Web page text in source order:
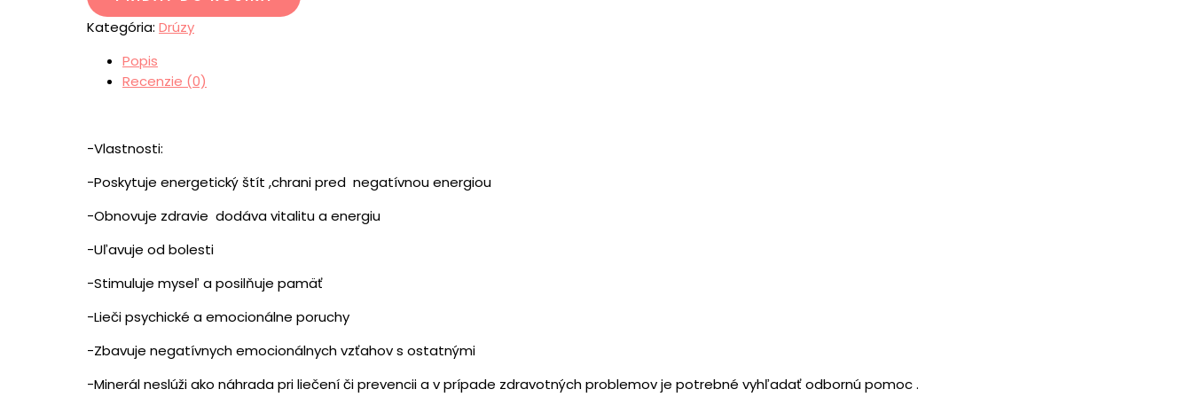
Kategória: Drúzy
Popis
Recenzie (0)
-Vlastnosti:
-Poskytuje energetický štít ,chrani pred negatívnou energiou
-Obnovuje zdravie dodáva vitalitu a energiu
-Uľavuje od bolesti
-Stimuluje myseľ a posilňuje pamäť
-Lieči psychické a emocionálne poruchy
-Zbavuje negatívnych emocionálnych vzťahov s ostatnými
-Minerál neslúži ako náhrada pri liečení či prevencii a v prípade zdravotných problemov je potrebné vyhľadať odbornú pomoc .